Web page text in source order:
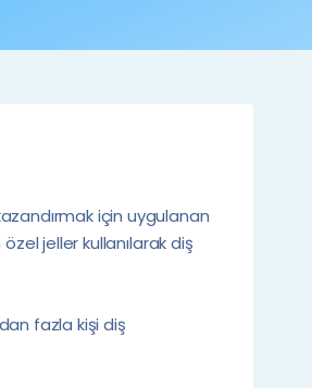
için uygulanan
jeller kullanılarak diş
fazla kişi diş